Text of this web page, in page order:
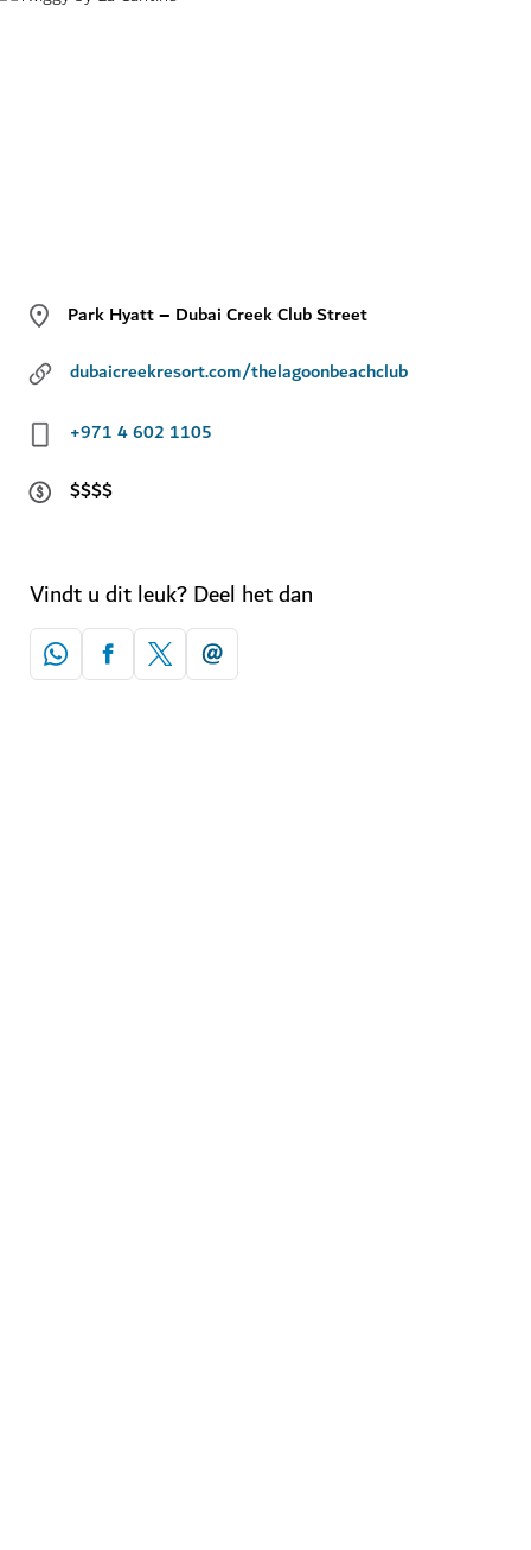
Park Hyatt – Dubai Creek Club Street
dubaicreekresort.com/thelagoonbeachclub
+971 4 602 1105
$$$$
Vindt u dit leuk? Deel het dan